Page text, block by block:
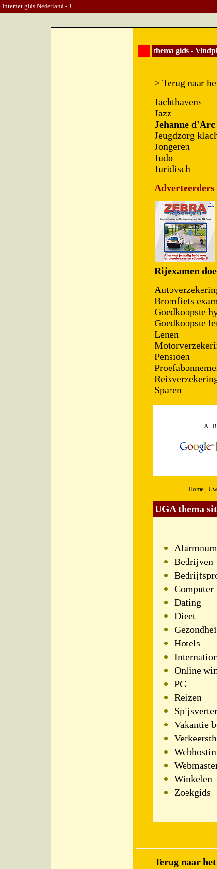
Internet gids Nederland - J
thema gids -
> Terug naar
Jachthavens
Jazz
Jehanne d'Arc
Jeugdzorg
Jongeren
Judo
Juridisch
Adverteerders
Rijexamen
Bromfiets
Goedkoopste
Goedkoopste
Lenen
Pensioen
Sparen
A| B
Home|
UGA thema
Bedrijven
Computer
Dating
Dieet
Hotels
Online
PC
Reizen
Vakantie
Winkelen
Zoekgids
Terug naar